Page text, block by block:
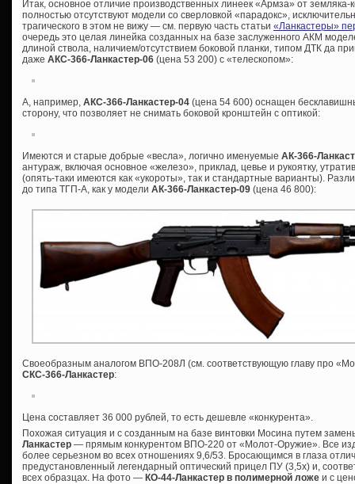
Итак, основное отличие производственных линеек «Армза» от земляка-
полностью отсутствуют модели со сверловкой «парадокс»,
трагического в этом не вижу — см. первую часть статьи «Ланкастеры»
очередь это целая линейка созданных на базе заслуженного АКМ
длиной ствола, наличием/отсутствием боковой планки, типом ДТК да
даже АКС-366-Ланкастер-06 (цена 53 200) с «телескопом»:
А, например, АКС-366-Ланкастер-04 (цена 54 600) оснащен
сторону, что позволяет не снимать боковой кронштейн с оптикой:
Имеются и старые добрые «весла», логично именуемые АК-366-
антураж, включая основное «железо», приклад, цевье и рукоятку,
(опять-таки имеются как «укороты», так и стандартные варианты).
до типа ТГП-А, как у модели АК-366-Ланкастер-09 (цена 46 800):
Своеобразным аналогом ВПО-208Л (см. соответствующую главу про
СКС-366-Ланкастер:
Цена составляет 36 000 рублей, то есть дешевле «конкурента».
Похожая ситуация и с созданным на базе винтовки Мосина путем
Ланкастер — прямым конкурентом ВПО-220 от «Молот-Оружие». Все
более серьезном во всех отношениях 9,6/53. Бросающимся в глаза
предустановленный легендарный оптический прицел ПУ (3,5х) и,
всех образцах. На фото — КО-44-Ланкастер в полимерной ложе и с